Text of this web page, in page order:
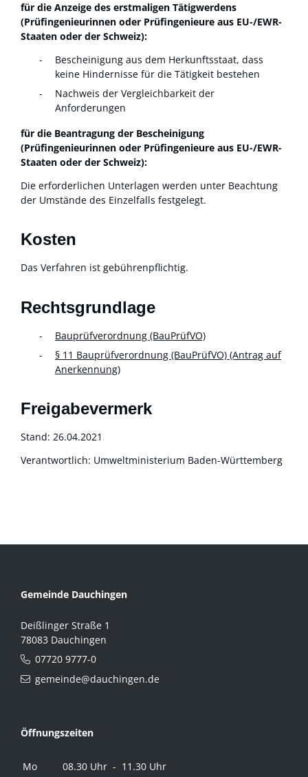
für die Anzeige des erstmaligen Tätigwerdens
(Prüfingenieurinnen oder Prüfingenieure aus EU-/EWR-
Staaten oder der Schweiz):
Bescheinigung aus dem Herkunftsstaat, dass
keine Hindernisse für die Tätigkeit bestehen
Nachweis der Vergleichbarkeit der
Anforderungen
für die Beantragung der Bescheinigung
(Prüfingenieurinnen oder Prüfingenieure aus EU-/EWR-
Staaten oder der Schweiz):
Die erforderlichen Unterlagen werden unter Beachtung
der Umstände des Einzelfalls festgelegt.
Kosten
Das Verfahren ist gebührenpflichtig.
Rechtsgrundlage
Bauprüfverordnung (BauPrüfVO)
§ 11 Bauprüfverordnung (BauPrüfVO) (Antrag auf
Anerkennung)
Freigabevermerk
Stand: 26.04.2021
Verantwortlich: Umweltministerium Baden-Württemberg
Gemeinde Dauchingen
Deißlinger Straße 1
78083 Dauchingen
07720 9777-0
gemeinde@dauchingen.de
Öffnungszeiten
Mo
08.30 Uhr - 11.30 Uhr